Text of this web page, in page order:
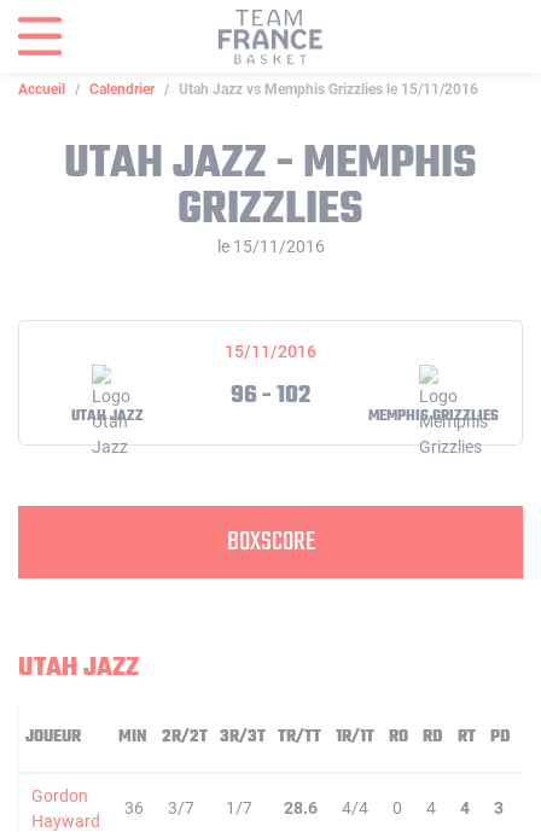
Accueil Calendrier Utah Jazz vs Memphis Grizzlies le 15/11/2016
UTAH JAZZ - MEMPHIS
GRIZZLIES
le 15/11/2016
15/11/2016
UTAH JAZZ
96 - 102
MEMPHIS GRIZZLIES
BOXSCORE
UTAH JAZZ
JOUEUR MIN 2R/2T 3R/3T TR/TT 1R/1T RO RD RT PD
Gordon
Hayward
36 3/7 1/7 28.6 4/4 0 4 4 3
Panneau de gestion des cookies